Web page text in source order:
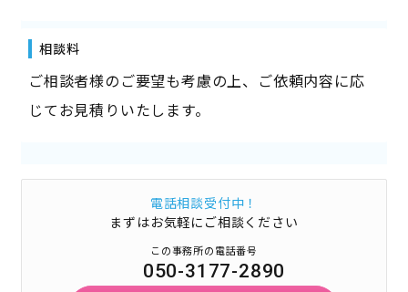
相談料
ご相談者様のご要望も考慮の上、ご依頼内容に応
じてお見積りいたします。
電話相談受付中！
まずはお気軽にご相談ください
この事務所の電話番号
050-3177-2890